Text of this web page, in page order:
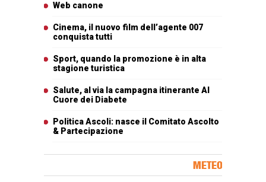
Web canone
Cinema, il nuovo film dell’agente 007
conquista tutti
Sport, quando la promozione è in alta
stagione turistica
Salute, al via la campagna itinerante Al
Cuore dei Diabete
Politica Ascoli: nasce il Comitato Ascolto
& Partecipazione
METEO